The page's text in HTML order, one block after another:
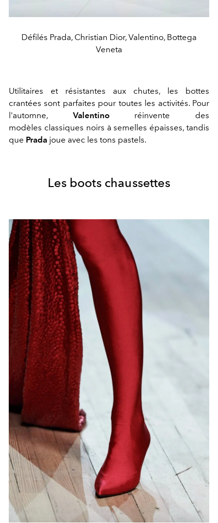
Défilés Prada, Christian Dior, Valentino, Bottega
Veneta
Utilitaires et résistantes aux chutes, les bottes
crantées sont parfaites pour toutes les activités. Pour
l'automne, Valentinoréinvente des
modèles classiques noirs à semelles épaisses, tandis
que Prada joue avec les tons pastels.
Les boots chaussettes